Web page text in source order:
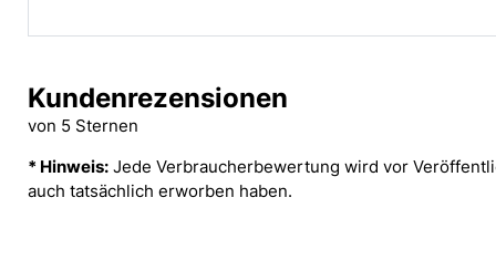
Kundenrezensionen
von 5 Sternen
* Hinweis: Jede Verbraucherbewertung wird vor
auch tatsächlich erworben haben.